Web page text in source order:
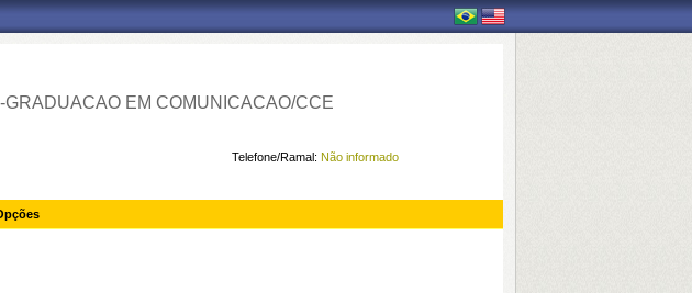
EM COMUNICACAO/CCE
Telefone/Ramal: Não informado